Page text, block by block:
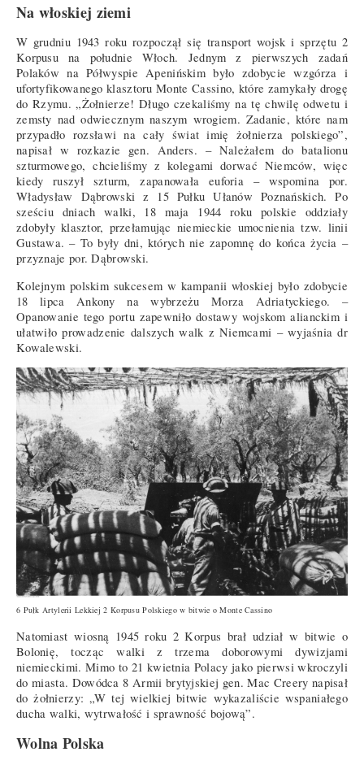
Na włoskiej ziemi
W grudniu 1943 roku rozpoczął się transport wojsk i sprzętu 2
Korpusu na południe Włoch. Jednym z pierwszych zadań
Polaków na Półwyspie Apenińskim było zdobycie wzgórza i
ufortyfikowanego klasztoru Monte Cassino, które zamykały drogę
do Rzymu. „Żołnierze! Długo czekaliśmy na tę chwilę odwetu i
zemsty nad odwiecznym naszym wrogiem. Zadanie, które nam
przypadło rozsławi na cały świat imię żołnierza polskiego”,
napisał w rozkazie gen. Anders. – Należałem do batalionu
szturmowego, chcieliśmy z kolegami dorwać Niemców, więc
kiedy ruszył szturm, zapanowała euforia – wspomina por.
Władysław Dąbrowski z 15 Pułku Ułanów Poznańskich. Po
sześciu dniach walki, 18 maja 1944 roku polskie oddziały
zdobyły klasztor, przełamując niemieckie umocnienia tzw. linii
Gustawa. – To były dni, których nie zapomnę do końca życia –
przyznaje por. Dąbrowski.
Kolejnym polskim sukcesem w kampanii włoskiej było zdobycie
18 lipca Ankony na wybrzeżu Morza Adriatyckiego. –
Opanowanie tego portu zapewniło dostawy wojskom alianckim i
ułatwiło prowadzenie dalszych walk z Niemcami – wyjaśnia dr
Kowalewski.
6 Pułk Artylerii Lekkiej 2 Korpusu Polskiego w bitwie o Monte Cassino
Natomiast wiosną 1945 roku 2 Korpus brał udział w bitwie o
Bolonię, tocząc walki z trzema doborowymi dywizjami
niemieckimi. Mimo to 21 kwietnia Polacy jako pierwsi wkroczyli
do miasta. Dowódca 8 Armii brytyjskiej gen. Mac Creery napisał
do żołnierzy: „W tej wielkiej bitwie wykazaliście wspaniałego
ducha walki, wytrwałość i sprawność bojową”.
Wolna Polska